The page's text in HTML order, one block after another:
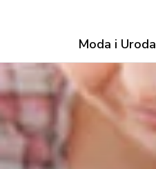
Moda i Uroda